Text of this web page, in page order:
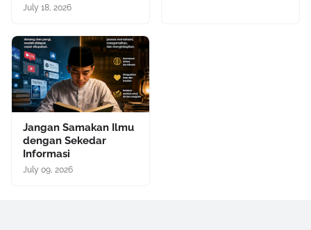
July 18, 2026
Jangan Samakan Ilmu
dengan Sekedar
Informasi
July 09, 2026